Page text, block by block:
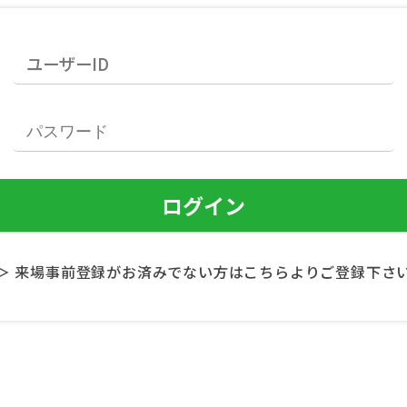
来場事前登録がお済みでない方はこちらよりご登録下さ